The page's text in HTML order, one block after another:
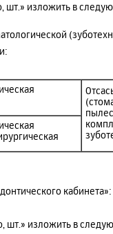
шт.» изложить в
шт.» изложить в